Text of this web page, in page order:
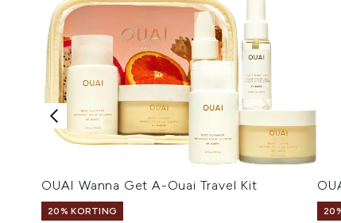
OUAI Wanna Get A-Ouai Travel Kit
20% KORTING